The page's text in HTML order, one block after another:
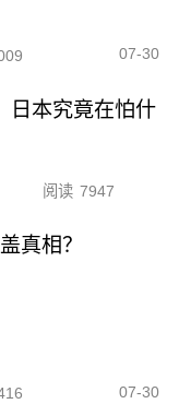
07-30
日本究竟在怕什
阅读 7947
真相？
07-30